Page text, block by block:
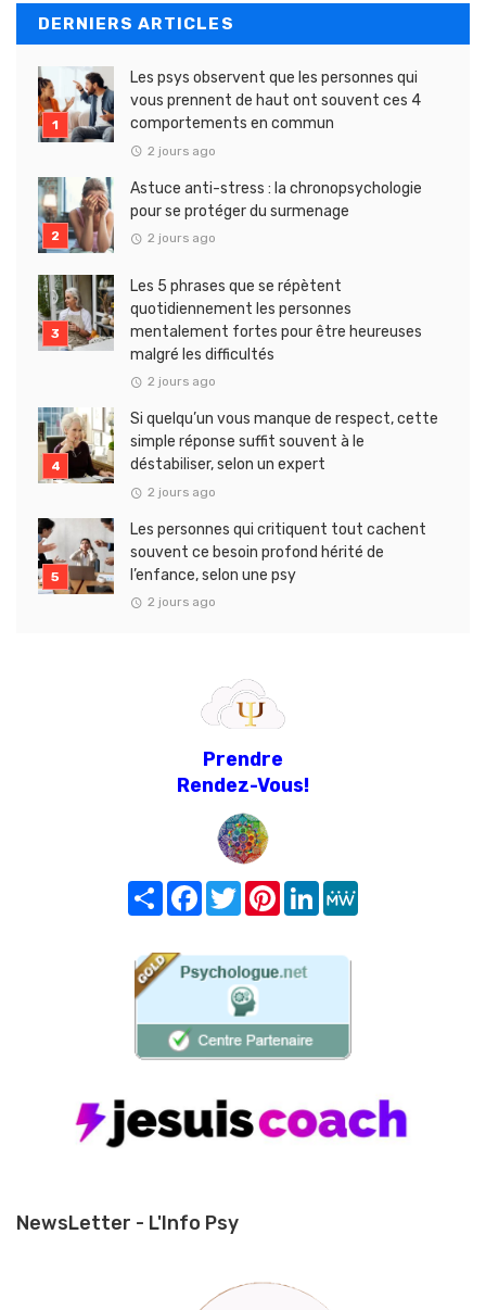
DERNIERS ARTICLES
Les psys observent que les personnes qui
vous prennent de haut ont souvent ces 4
comportements en commun
2 jours ago
Astuce anti-stress : la chronopsychologie
pour se protéger du surmenage
2 jours ago
Les 5 phrases que se répètent
quotidiennement les personnes
mentalement fortes pour être heureuses
malgré les difficultés
2 jours ago
Si quelqu’un vous manque de respect, cette
simple réponse suffit souvent à le
déstabiliser, selon un expert
2 jours ago
Les personnes qui critiquent tout cachent
souvent ce besoin profond hérité de
l’enfance, selon une psy
2 jours ago
Prendre
Rendez-Vous!
Share FacebookTwitterPinterest
LinkedIn
NewsLetter - L'Info Psy